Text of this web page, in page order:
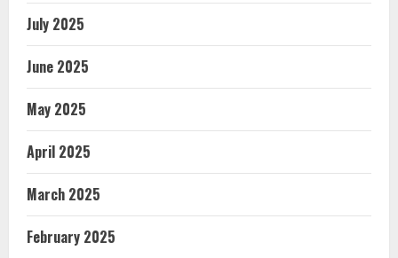
July 2025
June 2025
May 2025
April 2025
March 2025
February 2025